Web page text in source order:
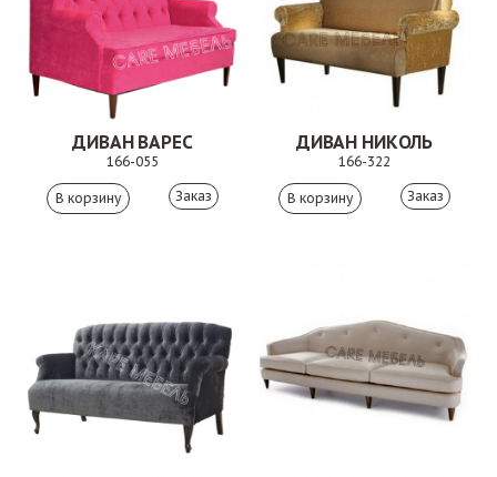
ДИВАН ВАРЕС
166-055
Заказ
ДИВАН НИКОЛЬ
166-322
Заказ